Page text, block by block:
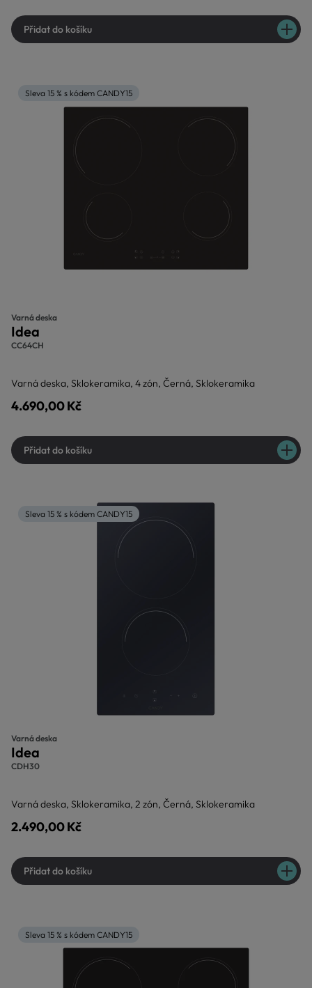
Přidat do košíku
Sleva 15 % s kódem CANDY15
Varná deska
Idea
CC64CH
Varná deska, Sklokeramika, 4 zón, Černá, Sklokeramika
4.690,00 Kč
Přidat do košíku
Sleva 15 % s kódem CANDY15
Varná deska
Idea
CDH30
Varná deska, Sklokeramika, 2 zón, Černá, Sklokeramika
2.490,00 Kč
Přidat do košíku
Sleva 15 % s kódem CANDY15